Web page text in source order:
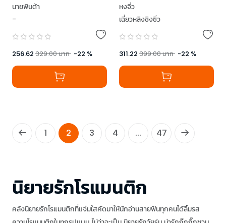
นายพินต้า
-
256.62 329.00บาท -22 %
คุณแล้ว เล่ม 1
หงจิ่ว
เฉี่ยวหลิงชิงซิ่ว
311.22 399.00บาท -22 %
1 2 3 4 ... 47
นิยายรักโรแมนติก
คลังนิยายรักโรแมนติกที่แจ่มใสคัดมาให้นักอ่านสายฟินทุกคนได้ลิ้มรส